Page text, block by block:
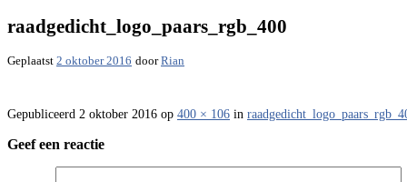
raadgedicht_logo_paars_rgb_400
Geplaatst 2 oktober 2016 doorRian
Gepubliceerd 2 oktober 2016 op 400 × 106 in
Geef een reactie